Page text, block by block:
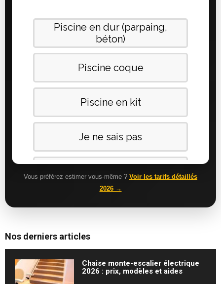
Vous préférez estimer vous-même ? Voir les tarifs détaillés
2026 →
Nos derniers articles
Chaise monte-escalier électrique
2026 : prix, modèles et aides